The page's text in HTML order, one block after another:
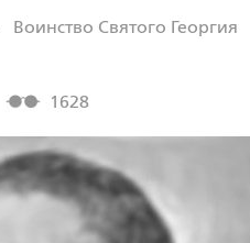
Воинство Святого Георгия
1628